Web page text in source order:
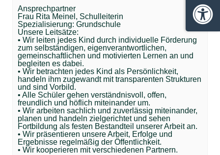
Ansprechpartner
Frau Rita Meinel, Schulleiterin
Spezialisierung: Grundschule
Unsere Leitsätze:
• Wir leiten jedes Kind durch individuelle Förderung
zum selbständigen, eigenverantwortlichen,
gemeinschaftlichen und motivierten Lernen an und
begleiten es dabei.
• Wir betrachten jedes Kind als Persönlichkeit,
handeln ihm zugewandt mit transparenten Strukturen
und sind Vorbild.
• Alle Schüler gehen verständnisvoll, offen,
freundlich und höflich miteinander um.
• Wir arbeiten sachlich und zuverlässig miteinander,
planen und handeln zielgerichtet und sehen
Fortbildung als festen Bestandteil unserer Arbeit an.
• Wir präsentieren unsere Arbeit, Erfolge und
Ergebnisse regelmäßig der Öffentlichkeit.
• Wir kooperieren mit verschiedenen Partnern.